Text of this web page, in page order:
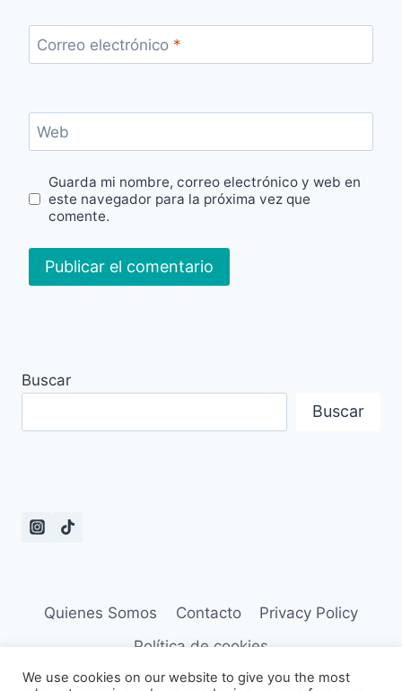
Correo electrónico *
Web
Guarda mi nombre, correo electrónico y web en
este navegador para la próxima vez que
comente.
Buscar
Buscar
Quienes Somos Contacto
Privacy Policy
Política de cookies
We use cookies on our website to give you the most